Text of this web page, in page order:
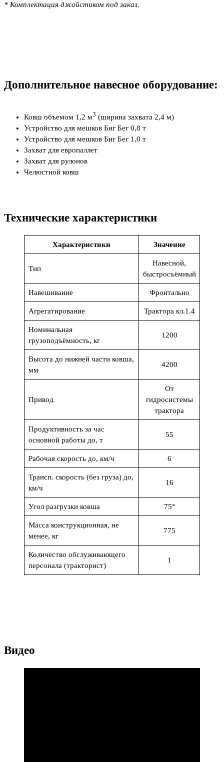
* Комплектация джойстиком под заказ.
Дополнительное навесное оборудование:
Ковш объемом 1,2 м3 (ширина захвата 2,4 м)
Устройство для мешков Биг Бег 0,8 т
Устройство для мешков Биг Бег 1,0 т
Захват для европаллет
Захват для рулонов
Челюстной ковш
Технические характеристики
Характеристики Значение
Тип
Навесной,
быстросъёмный
Навешивание Фронтально
Агрегатирование Трактора кл.1.4
Номинальная
грузоподъёмность, кг
1200
Высота до нижней части ковша,
мм
4200
Привод
От
гидросистемы
трактора
Продуктивность за час
основной работы до, т
55
Рабочая скорость до, км/ч 6
Трансп. скорость (без груза) до,
км/ч
16
Угол разгрузки ковша 75°
Масса конструкционная, не
менее, кг
775
Количество обслуживающего
персонала (тракторист)
1
Видео